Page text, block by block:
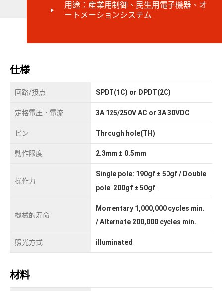
用途：産業用制御、民生用電子機器、オ
ートメーションシステム
仕様
回路/接点 SPDT(1C) or DPDT(2C)
定格電圧．電流 3A 125/250V AC or 3A 30VDC
ピン Through hole(TH)
動作限度 2.3mm ± 0.5mm
操作力
Single pole: 190gf ± 50gf / Double
pole: 200gf ± 50gf
機械的寿命
Momentary 1,000,000 cycles min.
/ Alternate 200,000 cycles min.
照光方式 illuminated
材料